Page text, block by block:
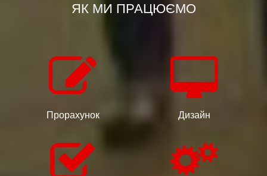
ЯК МИ ПРАЦЮЄМО
Прорахунок Дизайн